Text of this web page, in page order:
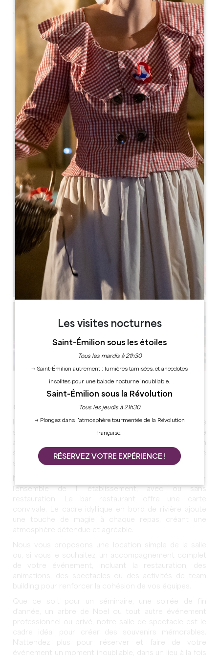
Voir toutes les photos
Organisez votre séminaire dans un lieu unique !
Idéalement situé au bord de l'Isle, cette salle de
spectacle de 100 places vous accueille dans une
ambiance chaleureuse et festive. Que ce soit pour un
séminaire ou un événement d'entreprise, notre espace
s'adapte à vos besoins.
l'ensemble de l' établissement, avec ou sans
restauration. Le bar restaurant offre une carte
convivale. Le cadre idyllique en bord de rivière ajoute
une touche de magie à chaque repas, créant une
atmosphère détendue et agréable.
Nous vous proposons une location simple de la salle
ou, si vous le souhaitez, un accompagnement complet
de votre événement, incluant la restauration, des
animations, des spectacles ou des activités de team
building pour renforcer la cohésion de vos équipes.
Que ce soit pour un séminaire, une soirée de fin
d'année, un arbre de Noël ou tout autre événement
professionnel ou privé, notre salle de spectacle est le
cadre idéal pour créer des souvenirs mémorables.
N'attendez plus pour réserver et faire de votre
événement un moment inoubliable, dans un lieu à la fois
Leaflet
Café-théâtre guinguette
11 ROUTE DE LOISEAU
33126 Fronsac
Contactez-nous
Capacité salle en U : 50
Capacité salle en théatre : 100
9.6 km
Copier code GPS
Les visites nocturnes
Saint-Émilion sous les étoiles
Tous les mardis à 21h30
→ Saint-Émilion autrement : lumières tamisées, et anecdotes
insolites pour une balade nocturne inoubliable.
Saint-Émilion sous la Révolution
Tous les jeudis à 21h30
→ Plongez dans l’atmosphère tourmentée de la Révolution
française.
RÉSERVEZ VOTRE EXPÉRIENCE !